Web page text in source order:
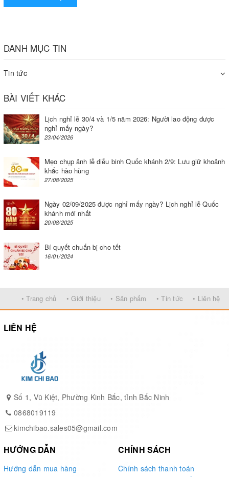
trữ.
Giúp bảo quản thức ăn được tươi lâu hơn. Thích hợp cho việc bảo
Hướng dẫn sử dụng máy đóng gói thực phẩm
DZ300B
Bước 1: Lắp ráp máy
DANH MỤC TIN
Tin tức
BÀI VIẾT KHÁC
Lịch nghỉ lễ 30/4 và 1/5 năm 2026: Người lao động được
nghỉ mấy ngày?
23/04/2026
Mẹo chụp ảnh lễ diễu binh Quốc khánh 2/9: Lưu giữ khoảnh
khắc hào hùng
27/08/2025
Ngày 02/09/2025 được nghỉ mấy ngày? Lịch nghỉ lễ Quốc
khánh mới nhất
20/08/2025
Bí quyết chuẩn bị cho tết
16/01/2024
• Trang chủ • Giới thiệu • Sản phẩm • Tin tức • Liên hệ
LIÊN HỆ
Số 1, Vũ Kiệt, Phường Kinh Bắc, tỉnh Bắc Ninh
0868019119
kimchibao.sales05@gmail.com
HƯỚNG DẪN
Hướng dẫn mua hàng
CHÍNH SÁCH
Chính sách thanh toán